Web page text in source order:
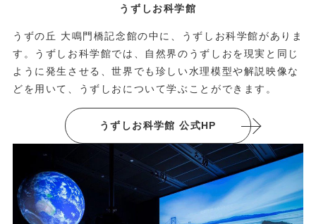
うずしお科学館
うずの丘 大鳴門橋記念館の中に、うずしお科学館がありま
す。うずしお科学館では、自然界のうずしおを現実と同じ
ように発生させる、世界でも珍しい水理模型や解説映像な
どを用いて、うずしおについて学ぶことができます。
うずしお科学館 公式HP